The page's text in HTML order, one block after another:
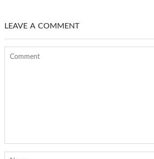
LEAVE A COMMENT